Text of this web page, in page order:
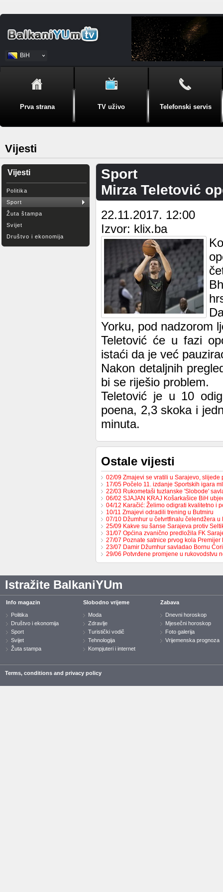
BiH
Srpski
Prva strana TV uživo Telefonski servis
Vijesti
Vijesti
Politika
Sport
Žuta štampa
Svijet
Društvo i ekonomija
Sport
Mirza Teletović
22.11.2017. 12:00
Izvor: klix.ba
Yorku, pod nadzorom
Teletović će u fazi
istaći da je već
Nakon detaljnih
bi se riješio problem.
Teletović je u 10
poena, 2,3 skoka i
minuta.
Ostale vijesti
02/09 Zmajevi se vratili u Sarajevo,
17/05 Počelo 11. izdanje Sportskih igara
22/03 Rukometaši tuzlanske 'Slobode'
06/02 SJAJAN KRAJ Košarkašice BiH
04/12 Karačić: Želimo odigrati kvalitetno i
10/11 Zmajevi odradili trening u Butmiru
07/10 Džumhur u četvrtfinalu čelendžera u
25/09 Kakve su šanse Sarajeva protiv
31/07 Općina zvanično predložila FK
27/07 Poznate satnice prvog kola
23/07 Damir Džumhur savladao Bornu
29/06 Potvrđene promjene u rukovodstvu
Istražite BalkaniYUm
Info magazin
Politika
Društvo i ekonomija
Sport
Svijet
Žuta stampa
Slobodno vrijeme
Moda
Zdravlje
Turistički vodič
Tehnologija
Kompjuteri i internet
Zabava
Dnevni horoskop
Mjesečni horoskop
Foto galerija
Vrijemenska prognoza
Terms, conditions and privacy policy